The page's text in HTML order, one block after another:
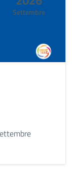
Settembre
DI SETTEMBRE